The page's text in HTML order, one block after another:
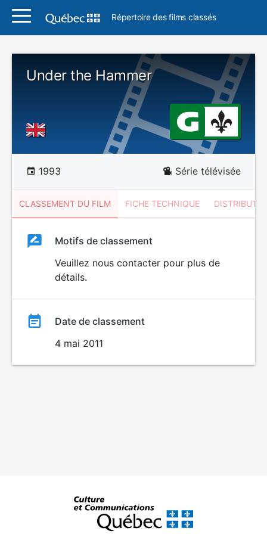
Répertoire des films classés
Under the Hammer
1993 Série télévisée
CLASSEMENT DU FILM FICHE TECHNIQUE
ClassementClassement
Motifs de classement
Veuillez nous contacter pour plus de
détails.
Date de classement
4 mai 2011